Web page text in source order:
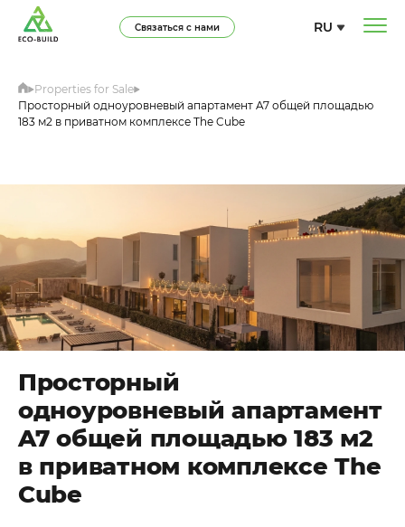
RU
Связаться с нами
Properties for Sale
Просторный одноуровневый апартамент A7 общей площадью
183 м2 в приватном комплексе The Cube
Просторный
одноуровневый апартамент
A7 общей площадью 183 м2
в приватном комплексе The
Cube